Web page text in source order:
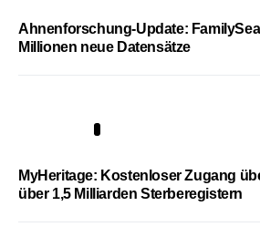
Ahnenforschung-Update:
Millionen neue Datensätze
MyHeritage: Kostenloser Zugang
über 1,5 Milliarden Sterberegistern